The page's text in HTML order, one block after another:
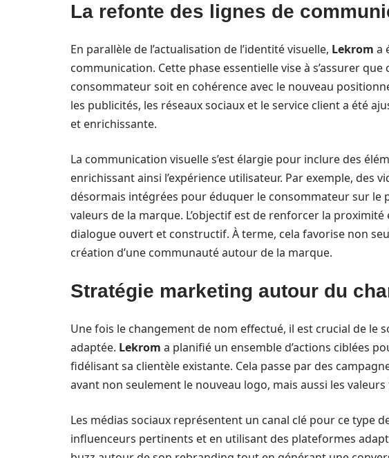
La refonte des lignes de
En parallèle de l’actualisation de l’identité visuelle, Lekrom a
communication. Cette phase essentielle vise à s’assurer
consommateur soit en cohérence avec le nouveau
les publicités, les réseaux sociaux et le service client a été
et enrichissante.
La communication visuelle s’est élargie pour inclure des
enrichissant ainsi l’expérience utilisateur. Par exemple, des
désormais intégrées pour éduquer le consommateur sur le
valeurs de la marque. L’objectif est de renforcer la
dialogue ouvert et constructif. À terme, cela favorise non
création d’une communauté autour de la marque.
Stratégie marketing autour du
Une fois le changement de nom effectué, il est crucial de le
adaptée. Lekrom a planifié un ensemble d’actions ciblées
fidélisant sa clientèle existante. Cela passe par des
avant non seulement le nouveau logo, mais aussi les
Les médias sociaux représentent un canal clé pour ce type
influenceurs pertinents et en utilisant des plateformes